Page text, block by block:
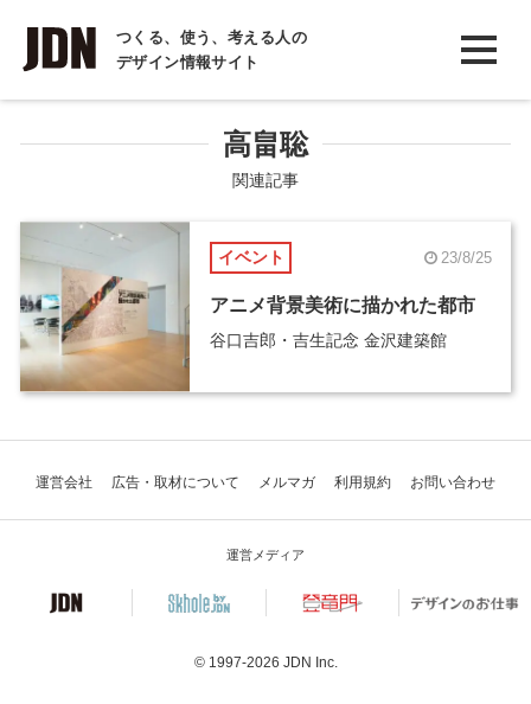
つくる、使う、考える人の
デザイン情報サイト
INTERVIEW
インタビュー
COLUMN
高畠聡
関連記事
イベント 23/8/25
アニメ背景美術に描かれた都市
谷口吉郎・吉生記念 金沢建築館
運営会社 広告・取材について メルマガ 利用規約 お問い合わせ
運営メディア
© 1997-2026 JDN Inc.